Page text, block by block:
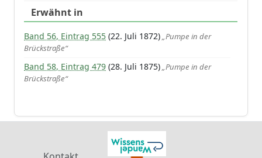
Erwähnt in
Band 56, Eintrag 555 (22. Juli 1872)„Pumpe in der
Brückstraße“
Band 58, Eintrag 479 (28. Juli 1875)„Pumpe in der
Brückstraße“